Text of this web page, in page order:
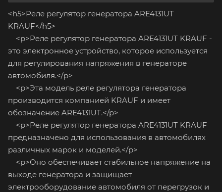
<h5>Реле регулятор генератора ARE4131UT
KRAUF</h5>
<p>Реле регулятор генератора ARE4131UT KRAUF -
это электронное устройство, которое используется
для регулирования напряжения в генераторе
автомобиля.</p>
<p>Эта модель реле регулятора генератора
производится компанией KRAUF и имеет
обозначение ARE4131UT.</p>
<p>Реле регулятор генератора ARE4131UT KRAUF
предназначено для использования в автомобилях
различных марок и моделей.</p>
<p>Оно обеспечивает стабильное напряжение на
выходе генератора и защищает
электрооборудование автомобиля от перегрузок и